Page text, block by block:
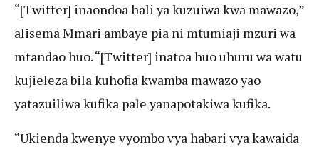
“[Twitter] inaondoa hali ya kuzuiwa kwa mawazo,”
alisema Mmari ambaye pia ni mtumiaji mzuri wa
mtandao huo. “[Twitter] inatoa huo uhuru wa watu
kujieleza bila kuhofia kwamba mawazo yao
yatazuiliwa kufika pale yanapotakiwa kufika.
“Ukienda kwenye vyombo vya habari vya kawaida